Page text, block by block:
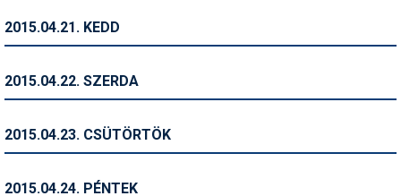
Szakértők
Telemark
2015.04.21. KEDD
2015.04.22. SZERDA
2015.04.23. CSÜTÖRTÖK
2015.04.24. PÉNTEK